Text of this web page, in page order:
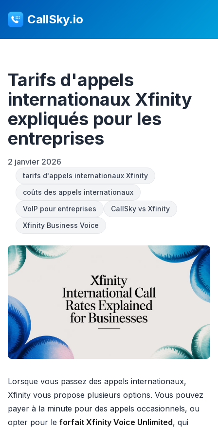
CallSky.io
Tarifs d'appels
internationaux Xfinity
expliqués pour les
entreprises
2 janvier 2026
tarifs d'appels internationaux Xfinity
coûts des appels internationaux
VoIP pour entreprises
CallSky vs Xfinity
Xfinity Business Voice
Lorsque vous passez des appels internationaux,
Xfinity vous propose plusieurs options. Vous pouvez
payer à la minute pour des appels occasionnels, ou
opter pour le forfait Xfinity Voice Unlimited, qui